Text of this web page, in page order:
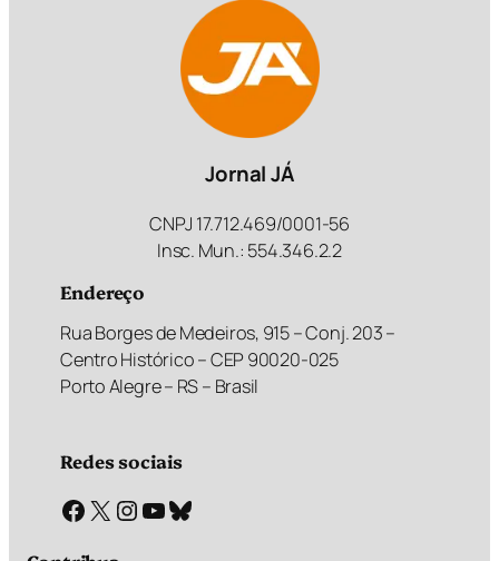
Jornal JÁ
CNPJ 17.712.469/0001-56
Insc. Mun.: 554.346.2.2
Endereço
Rua Borges de Medeiros, 915 – Conj. 203 –
Centro Histórico – CEP 90020-025
Porto Alegre – RS – Brasil
Redes sociais
Facebook X Instagram Youtube Bluesky